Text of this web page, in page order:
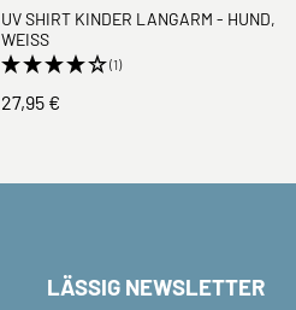
UV SHIRT KINDER LANGARM - HUND,
WEISS
(1)
27,95 €
LÄSSIG NEWSLETTER